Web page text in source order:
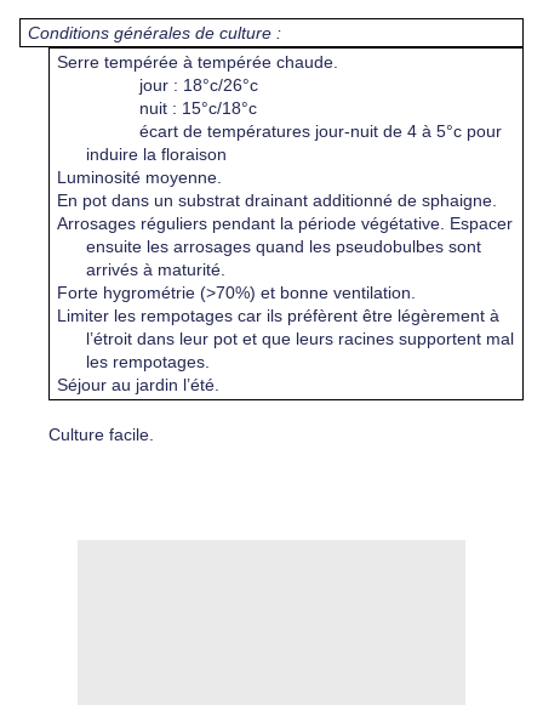
Conditions générales de culture :
Serre tempérée à tempérée chaude.
jour : 18°c/26°c
nuit : 15°c/18°c
écart de températures jour-nuit de 4 à 5°c pour
induire la floraison
Luminosité moyenne.
En pot dans un substrat drainant additionné de sphaigne.
Arrosages réguliers pendant la période végétative. Espacer
ensuite les arrosages quand les pseudobulbes sont
arrivés à maturité.
Forte hygrométrie (>70%) et bonne ventilation.
Limiter les rempotages car ils préfèrent être légèrement à
l’étroit dans leur pot et que leurs racines supportent mal
les rempotages.
Séjour au jardin l’été.
Culture facile.